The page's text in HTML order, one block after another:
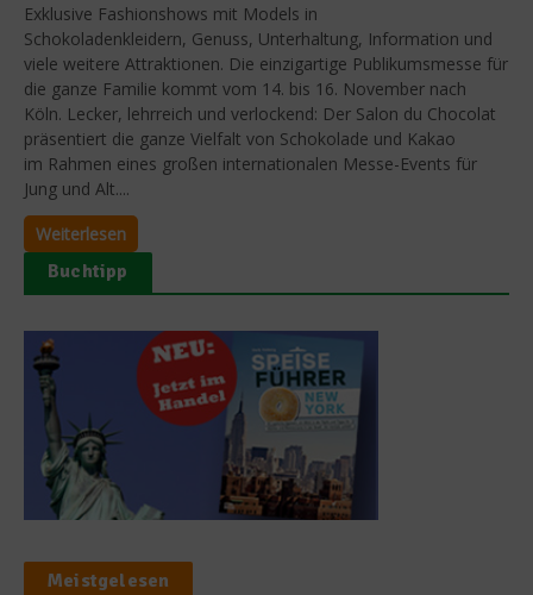
Exklusive Fashionshows mit Models in
Schokoladenkleidern, Genuss, Unterhaltung, Information und
viele weitere Attraktionen. Die einzigartige Publikumsmesse für
die ganze Familie kommt vom 14. bis 16. November nach
Köln. Lecker, lehrreich und verlockend: Der Salon du Chocolat
präsentiert die ganze Vielfalt von Schokolade und Kakao
im Rahmen eines großen internationalen Messe-Events für
Jung und Alt....
Weiterlesen
Buchtipp
Meistgelesen